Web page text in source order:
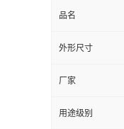
品名
外形尺寸
厂家
用途级别